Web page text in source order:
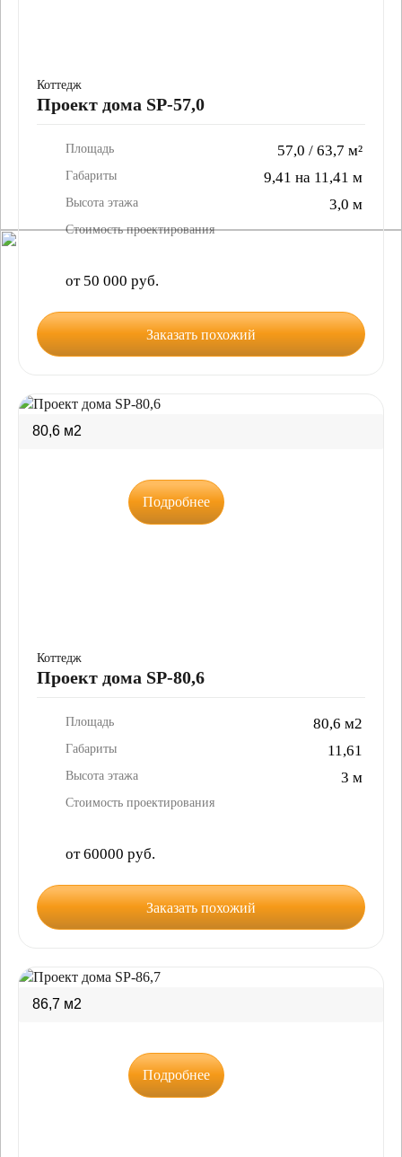
Коттедж
Проект дома SP-57,0
Площадь 57,0 / 63,7 м²
Габариты 9,41 на 11,41 м
Высота этажа 3,0 м
Стоимость проектирования
от 50 000 руб.
Заказать похожий
Подробнее
80,6 м2
Коттедж
Проект дома SP-80,6
Площадь 80,6 м2
Габариты 11,61
Высота этажа 3 м
Стоимость проектирования
от 60000 руб.
Заказать похожий
Подробнее
86,7 м2